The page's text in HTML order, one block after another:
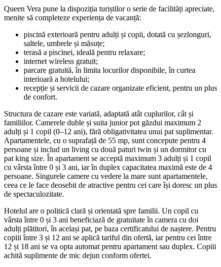
Queen Vera pune la dispoziția turiștilor o serie de facilități apreciate,
menite să completeze experiența de vacanță:
piscină exterioară pentru adulți și copii, dotată cu șezlonguri,
saltele, umbrele și măsuțe;
terasă a piscinei, ideală pentru relaxare;
internet wireless gratuit;
parcare gratuită, în limita locurilor disponibile, în curtea
interioară a hotelului;
recepție și servicii de cazare organizate eficient, pentru un plus
de confort.
Structura de cazare este variată, adaptată atât cuplurilor, cât și
familiilor. Camerele duble și suita junior pot găzdui maximum 2
adulți și 1 copil (0–12 ani), fără obligativitatea unui pat suplimentar.
Apartamentele, cu o suprafață de 55 mp, sunt concepute pentru 4
persoane și includ un living cu două paturi twin și un dormitor cu
pat king size. În apartament se acceptă maximum 3 adulți și 1 copil
cu vârsta între 0 și 3 ani, iar în duplex capacitatea maximă este de 4
persoane. Singurele camere cu vedere la mare sunt apartamentele,
ceea ce le face deosebit de atractive pentru cei care își doresc un plus
de spectaculozitate.
Hotelul are o politică clară și orientată spre familii. Un copil cu
vârsta între 0 și 3 ani beneficiază de gratuitate în camera cu doi
adulți plătitori, în același pat, pe baza certificatului de naștere. Pentru
copiii între 3 și 12 ani se aplică tariful din ofertă, iar pentru cei între
12 și 18 ani se va opta automat pentru apartament sau duplex. Copiii
achită suplimente de mic dejun conform ofertei.